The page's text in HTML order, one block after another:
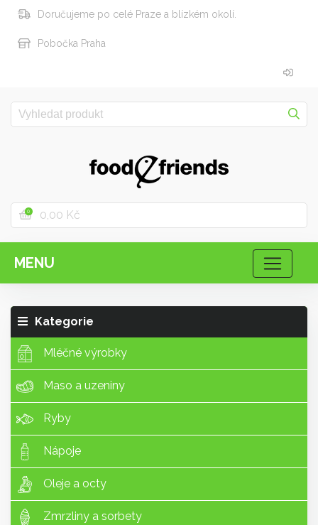
Doručujeme po celé Praze a blízkém okolí.
Pobočka Praha
0 0,00 Kč
MENU
Kategorie
Mléčné výrobky
Maso a uzeniny
Ryby
Nápoje
Oleje a octy
Zmrzliny a sorbety